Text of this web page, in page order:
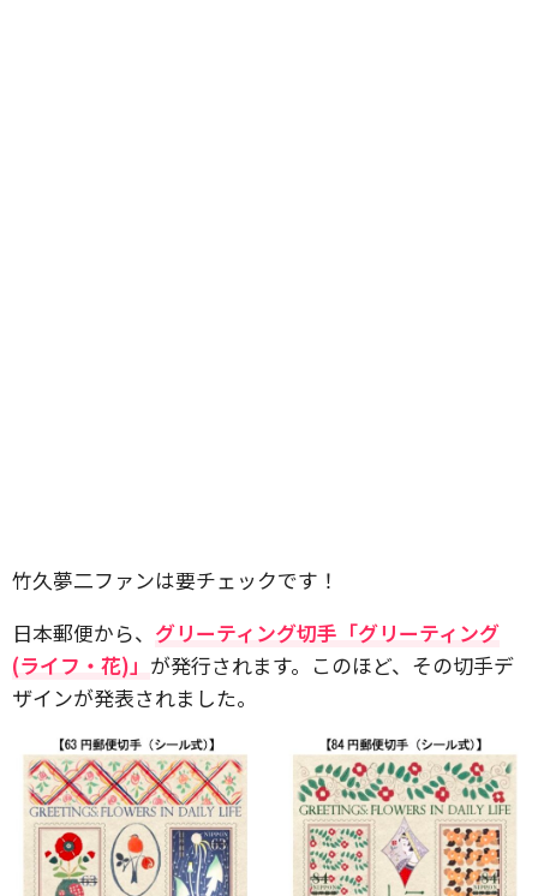
竹久夢二ファンは要チェックです！
日本郵便から、 グリーティング切手「グリーティング
(ライフ・花)」 が発行されます。このほど、その切手デ
ザインが発表されました。